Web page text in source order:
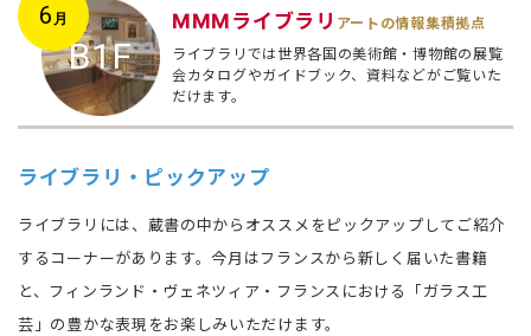
B1F
MMMライブラリ アートの情報集積拠点
ライブラリでは世界各国の美術館・博物館の展覧
会カタログやガイドブック、資料などがご覧いた
だけます。
6 月
ライブラリ・ピックアップ
ライブラリには、蔵書の中からオススメをピックアップしてご紹介
するコーナーがあります。今月はフランスから新しく届いた書籍
と、フィンランド・ヴェネツィア・フランスにおける「ガラス工
芸」の豊かな表現をお楽しみいただけます。